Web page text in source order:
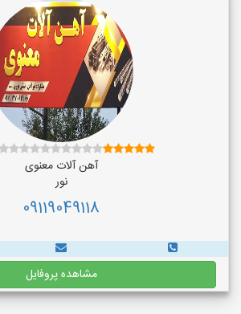
آهن آلات معنوی
نور
09119049118
مشاهده پروفایل